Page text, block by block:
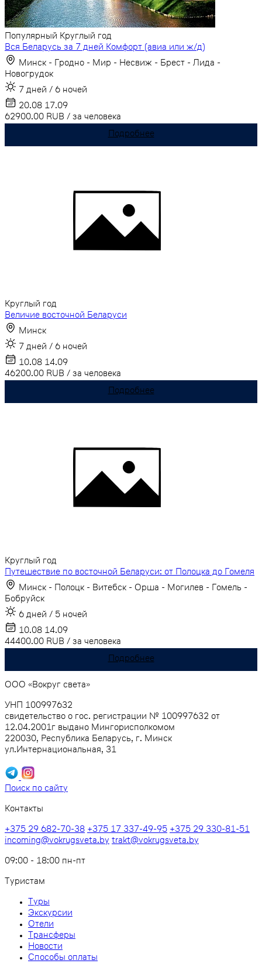
Популярный Круглый год
Вся Беларусь за 7 дней Комфорт (авиа или ж/д)
Минск - Гродно - Мир - Несвиж - Брест - Лида -
Новогрудок
7 дней / 6 ночей
20.08 17.09
62900.00 RUB / за человека
Подробнее
Круглый год
Величие восточной Беларуси
Минск
7 дней / 6 ночей
10.08 14.09
46200.00 RUB / за человека
Подробнее
Круглый год
Путешествие по восточной Беларуси: от Полоцка до Гомеля
Минск - Полоцк - Витебск - Орша - Могилев - Гомель -
Бобруйск
6 дней / 5 ночей
10.08 14.09
44400.00 RUB / за человека
Подробнее
ООО «Вокруг света»
УНП 100997632
свидетельство о гос. регистрации № 100997632 от
12.04.2001г выдано Мингорисполкомом
220030, Республика Беларусь, г. Минск
ул.Интернациональная, 31
Поиск по сайту
Контакты
+375 29 682-70-38 +375 17 337-49-95 +375 29 330-81-51
incoming@vokrugsveta.by trakt@vokrugsveta.by
09:00 - 18:00 пн-пт
Туристам
Туры
Экскурсии
Отели
Трансферы
Новости
Cпособы оплаты